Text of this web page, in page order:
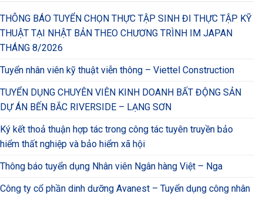
THÔNG BÁO TUYỂN CHỌN THỰC TẬP SINH ĐI THỰC TẬP KỸ
THUẬT TẠI NHẬT BẢN THEO CHƯƠNG TRÌNH IM JAPAN
THÁNG 8/2026
Tuyển nhân viên kỹ thuật viễn thông – Viettel Construction
TUYỂN DỤNG CHUYÊN VIÊN KINH DOANH BẤT ĐỘNG SẢN
DỰ ÁN BẾN BẮC RIVERSIDE – LẠNG SƠN
Ký kết thoả thuận hợp tác trong công tác tuyên truyền bảo
hiểm thất nghiệp và bảo hiểm xã hội
Thông báo tuyển dụng Nhân viên Ngân hàng Việt – Nga
Công ty cổ phần dinh dưỡng Avanest – Tuyển dụng công nhân